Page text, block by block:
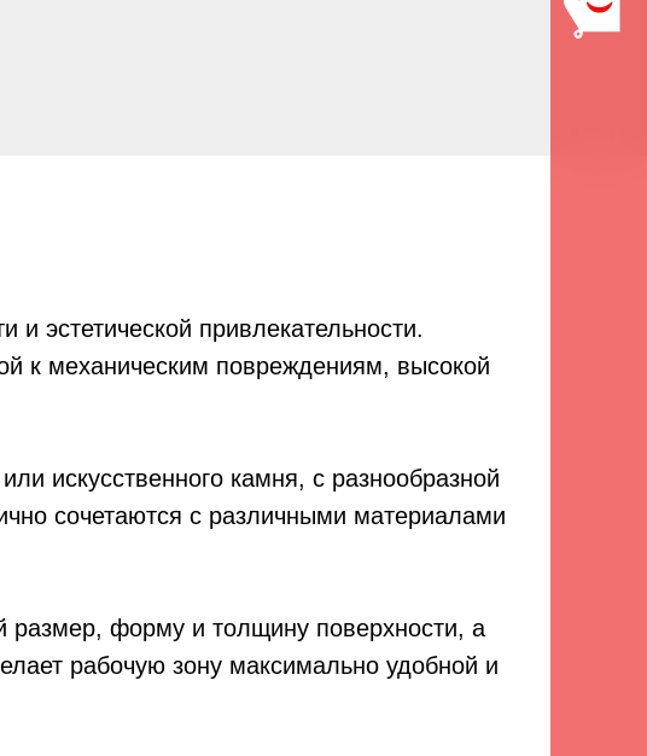
и эстетической привлекательности.
к механическим повреждениям, высокой
искусственного камня, с разнообразной
сочетаются с различными материалами
размер, форму и толщину поверхности, а
рабочую зону максимально удобной и